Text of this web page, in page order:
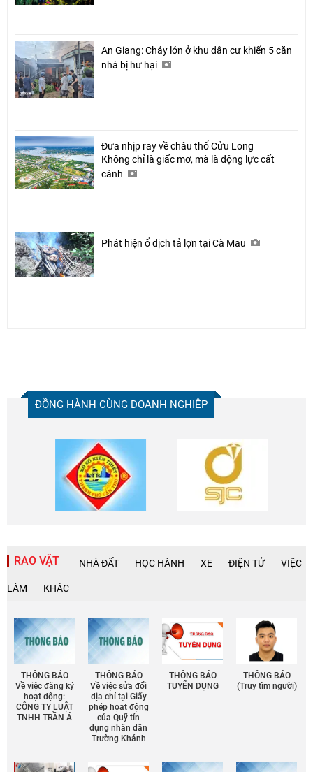
An Giang: Cháy lớn ở khu dân cư khiến 5 căn
nhà bị hư hại
Đưa nhịp ray về châu thổ Cửu Long
Không chỉ là giấc mơ, mà là động lực cất
cánh
Phát hiện ổ dịch tả lợn tại Cà Mau
ĐỒNG HÀNH CÙNG DOANH NGHIỆP
RAO VẶT NHÀ ĐẤT HỌC HÀNH XE ĐIỆN TỬ VIỆC
LÀM KHÁC
THÔNG BÁO
Về việc đăng ký
hoạt động:
CÔNG TY LUẬT
TNHH TRẦN Á
THÔNG BÁO
Về việc sửa đổi
địa chỉ tại Giấy
phép họat động
của Quỹ tín
dụng nhân dân
Trường Khánh
THÔNG BÁO
TUYỂN DỤNG
THÔNG BÁO
(Truy tìm người)